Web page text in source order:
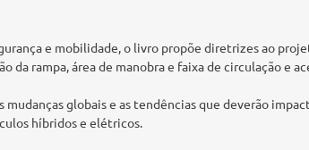
e mobilidade, o livro propõe diretrizes ao
da rampa, área de manobra e faixa de circulação e
globais e as tendências que deverão
híbridos e elétricos.